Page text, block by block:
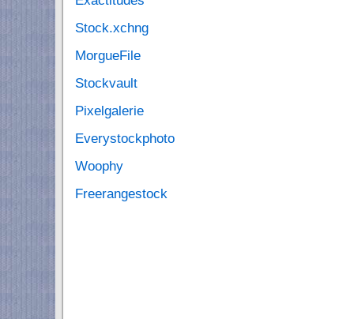
Stock.xchng
MorgueFile
Stockvault
Pixelgalerie
Everystockphoto
Woophy
Freerangestock